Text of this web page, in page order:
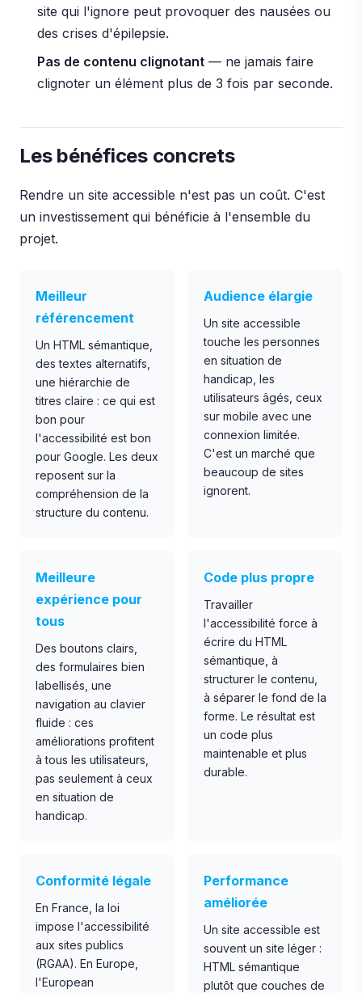
site qui l'ignore peut provoquer des nausées ou
des crises d'épilepsie.
Pas de contenu clignotant — ne jamais faire
clignoter un élément plus de 3 fois par seconde.
Les bénéfices concrets
Rendre un site accessible n'est pas un coût. C'est
un investissement qui bénéficie à l'ensemble du
projet.
Meilleur
référencement
Un HTML sémantique,
des textes alternatifs,
une hiérarchie de
titres claire : ce qui est
bon pour
l'accessibilité est bon
pour Google. Les deux
reposent sur la
compréhension de la
structure du contenu.
Audience élargie
Un site accessible
touche les personnes
en situation de
handicap, les
utilisateurs âgés, ceux
sur mobile avec une
connexion limitée.
C'est un marché que
beaucoup de sites
ignorent.
Meilleure
expérience pour
tous
Des boutons clairs,
des formulaires bien
labellisés, une
navigation au clavier
fluide : ces
améliorations profitent
à tous les utilisateurs,
pas seulement à ceux
en situation de
handicap.
Code plus propre
Travailler
l'accessibilité force à
écrire du HTML
sémantique, à
structurer le contenu,
à séparer le fond de la
forme. Le résultat est
un code plus
maintenable et plus
durable.
Conformité légale
En France, la loi
impose l'accessibilité
aux sites publics
(RGAA). En Europe,
l'European
Performance
améliorée
Un site accessible est
souvent un site léger :
HTML sémantique
plutôt que couches de